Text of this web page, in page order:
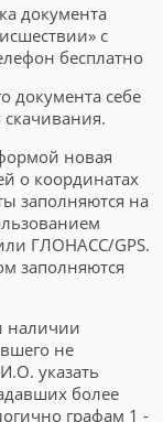
документа
с
бесплатно
документа себе
новая
о координатах
заполняются на
ГЛОНАСС/GPS.
заполняются
наличии
не
указать
более
графам 1 -